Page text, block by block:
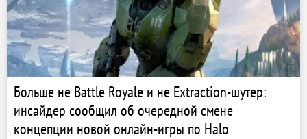
Больше не Battle Royale и не Extraction-шутер:
инсайдер сообщил об очередной смене
концепции новой онлайн-игры по Halo